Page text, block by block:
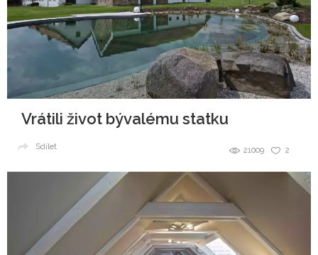
Vrátili život bývalému statku
2
21009
Sdílet